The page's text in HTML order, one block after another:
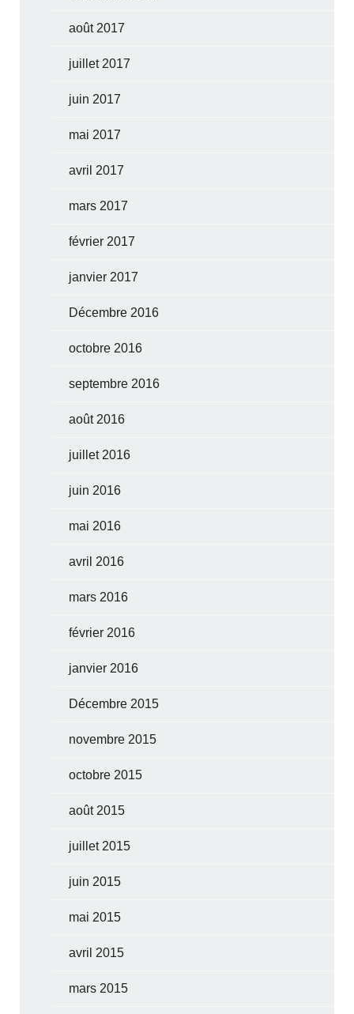
août 2017
juillet 2017
juin 2017
mai 2017
avril 2017
mars 2017
février 2017
janvier 2017
Décembre 2016
octobre 2016
septembre 2016
août 2016
juillet 2016
juin 2016
mai 2016
avril 2016
mars 2016
février 2016
janvier 2016
Décembre 2015
novembre 2015
octobre 2015
août 2015
juillet 2015
juin 2015
mai 2015
avril 2015
mars 2015